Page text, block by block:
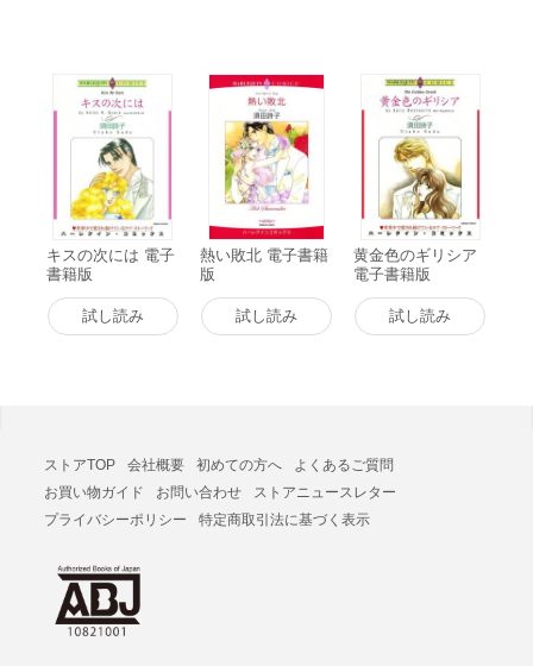
キスの次には 電子
書籍版
試し読み
熱い敗北 電子書籍
版
試し読み
黄金色のギリシア
電子書籍版
試し読み
ストアTOP 会社概要 初めての方へ
よくあるご質問
お買い物ガイド
お問い合わせ
ストアニュースレター
プライバシーポリシー
特定商取引法に基づく表示